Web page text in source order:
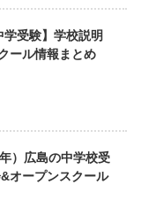
学受験】学校説明
ール情報まとめ
）広島の中学校受
オープンスクール